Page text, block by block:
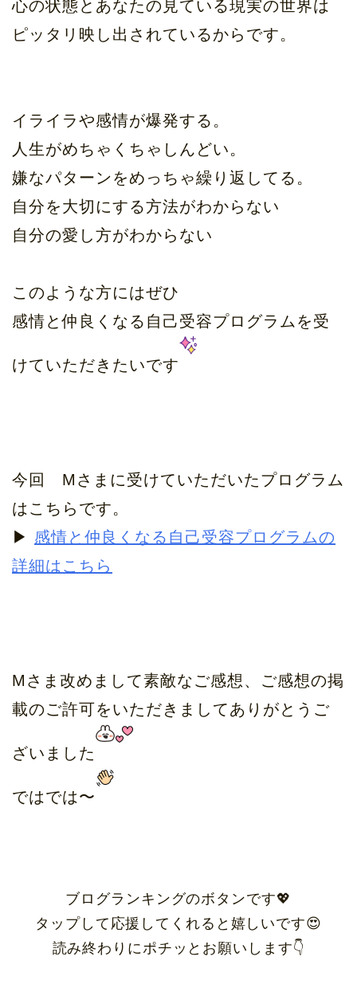
心の状態とあなたの見ている現実の世界は
ピッタリ映し出されているからです。
イライラや感情が爆発する。
人生がめちゃくちゃしんどい。
嫌なパターンをめっちゃ繰り返してる。
自分を大切にする方法がわからない
自分の愛し方がわからない
このような方にはぜひ
感情と仲良くなる自己受容プログラムを受
けていただきたいです
今回 Mさまに受けていただいたプログラム
はこちらです。
▶︎ 感情と仲良くなる自己受容プログラムの
詳細はこちら
Mさま改めまして素敵なご感想、ご感想の掲
載のご許可をいただきましてありがとうご
ざいました
ではでは〜
ブログランキングのボタンです💖
タップして応援してくれると嬉しいです😍
読み終わりにポチッとお願いします👇